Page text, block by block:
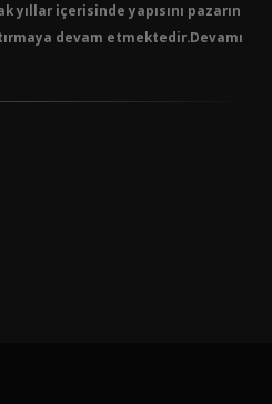
yıllar içerisinde yapısını pazarın
devam etmektedir.Devamı